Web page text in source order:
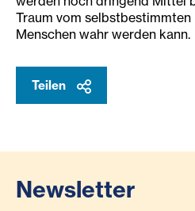
Traum vom
Menschen wahr werden kann.
Teilen
Newsletter